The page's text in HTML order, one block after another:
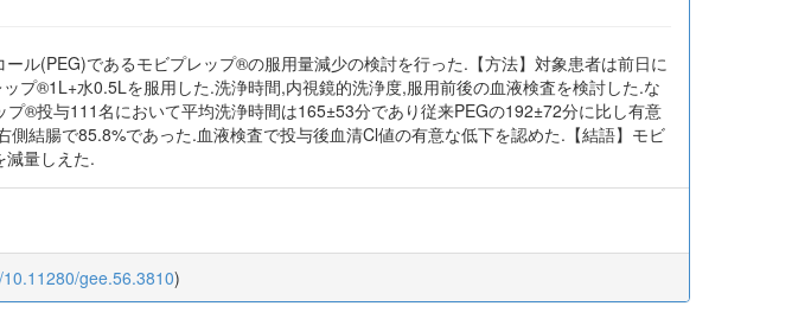
ル(PEG)であるモビプレップ®の服用量減少の検討を行った.【方法】対象患者は前日に
プ®1L+水0.5Lを服用した.洗浄時間,内視鏡的洗浄度,服用前後の血液検査を検討した.な
®投与111名において平均洗浄時間は165±53分であり従来PEGの192±72分に比し有意
結腸で85.8%であった.血液検査で投与後血清Cl値の有意な低下を認めた.【結語】モビ
減量しえた.
gee.56.3810)